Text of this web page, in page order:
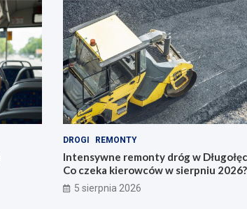
DROGI REMONTY
Intensywne remonty dróg w
Co czeka kierowców w sierpniu 2026?
5 sierpnia 2026